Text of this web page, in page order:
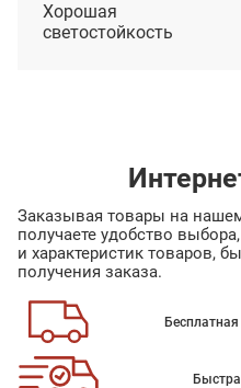
Хорошая
светостойкость
Заказывая товары на
получаете удобство
и характеристик товаров,
получения заказа.